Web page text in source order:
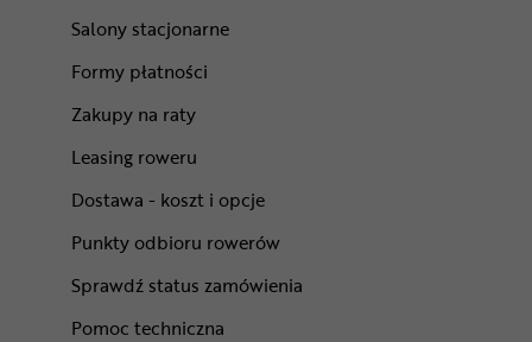
Salony stacjonarne
Formy płatności
Zakupy na raty
Leasing roweru
Dostawa - koszt i opcje
Punkty odbioru rowerów
Sprawdź status zamówienia
Pomoc techniczna